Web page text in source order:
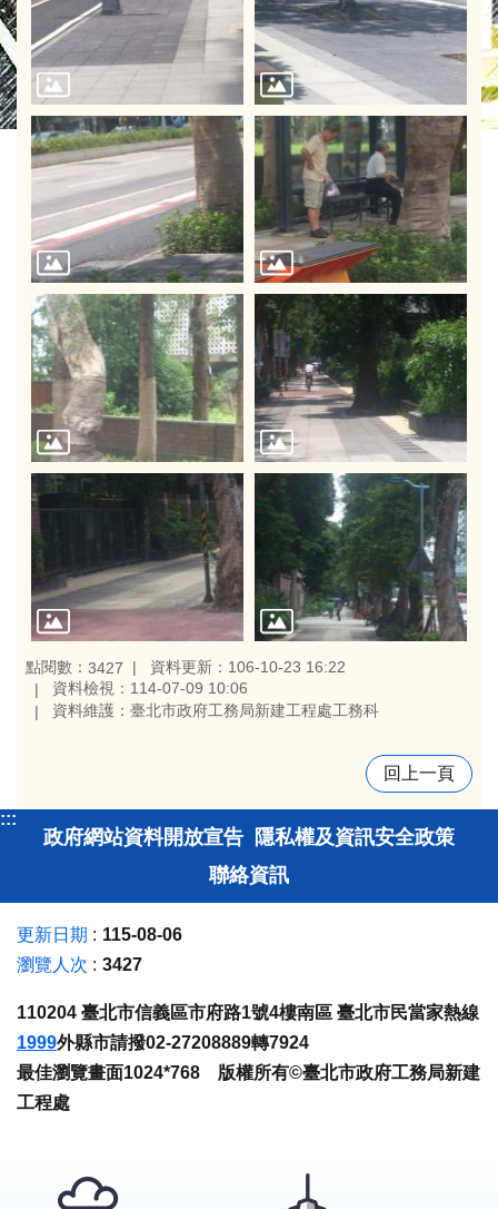
點閱數： 3427
資料更新：106-10-23 16:22
資料檢視：114-07-09 10:06
資料維護：臺北市政府工務局新建工程處工務科
回上一頁
:::
政府網站資料開放宣告 隱私權及資訊安全政策
聯絡資訊
更新日期
115-08-06
瀏覽人次
3427
110204 臺北市信義區市府路1號4樓南區 臺北市民當家熱線
1999外縣市請撥02-27208889轉7924
最佳瀏覽畫面1024*768 版權所有©臺北市政府工務局新建
工程處